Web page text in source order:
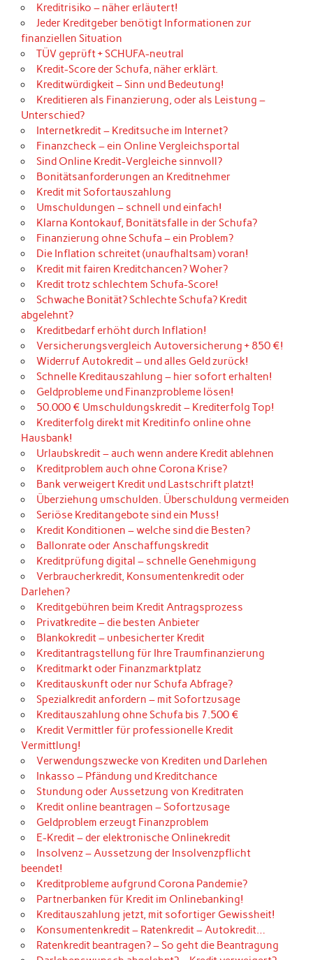
Kreditrisiko – näher erläutert!
Jeder Kreditgeber benötigt Informationen zur
finanziellen Situation
TÜV geprüft + SCHUFA-neutral
Kredit-Score der Schufa, näher erklärt.
Kreditwürdigkeit – Sinn und Bedeutung!
Kreditieren als Finanzierung, oder als Leistung –
Unterschied?
Internetkredit – Kreditsuche im Internet?
Finanzcheck – ein Online Vergleichsportal
Sind Online Kredit-Vergleiche sinnvoll?
Bonitätsanforderungen an Kreditnehmer
Kredit mit Sofortauszahlung
Umschuldungen – schnell und einfach!
Klarna Kontokauf, Bonitätsfalle in der Schufa?
Finanzierung ohne Schufa – ein Problem?
Die Inflation schreitet (unaufhaltsam) voran!
Kredit mit fairen Kreditchancen? Woher?
Kredit trotz schlechtem Schufa-Score!
Schwache Bonität? Schlechte Schufa? Kredit
abgelehnt?
Kreditbedarf erhöht durch Inflation!
Versicherungsvergleich Autoversicherung + 850 €!
Widerruf Autokredit – und alles Geld zurück!
Schnelle Kreditauszahlung – hier sofort erhalten!
Geldprobleme und Finanzprobleme lösen!
50.000 € Umschuldungskredit – Krediterfolg Top!
Krediterfolg direkt mit Kreditinfo online ohne
Hausbank!
Urlaubskredit – auch wenn andere Kredit ablehnen
Kreditproblem auch ohne Corona Krise?
Bank verweigert Kredit und Lastschrift platzt!
Überziehung umschulden. Überschuldung vermeiden
Seriöse Kreditangebote sind ein Muss!
Kredit Konditionen – welche sind die Besten?
Ballonrate oder Anschaffungskredit
Kreditprüfung digital – schnelle Genehmigung
Verbraucherkredit, Konsumentenkredit oder
Darlehen?
Kreditgebühren beim Kredit Antragsprozess
Privatkredite – die besten Anbieter
Blankokredit – unbesicherter Kredit
Kreditantragstellung für Ihre Traumfinanzierung
Kreditmarkt oder Finanzmarktplatz
Kreditauskunft oder nur Schufa Abfrage?
Spezialkredit anfordern – mit Sofortzusage
Kreditauszahlung ohne Schufa bis 7.500 €
Kredit Vermittler für professionelle Kredit
Vermittlung!
Verwendungszwecke von Krediten und Darlehen
Inkasso – Pfändung und Kreditchance
Stundung oder Aussetzung von Kreditraten
Kredit online beantragen – Sofortzusage
Geldproblem erzeugt Finanzproblem
E-Kredit – der elektronische Onlinekredit
Insolvenz – Aussetzung der Insolvenzpflicht
beendet!
Kreditprobleme aufgrund Corona Pandemie?
Partnerbanken für Kredit im Onlinebanking!
Kreditauszahlung jetzt, mit sofortiger Gewissheit!
Konsumentenkredit – Ratenkredit – Autokredit…
Ratenkredit beantragen? – So geht die Beantragung